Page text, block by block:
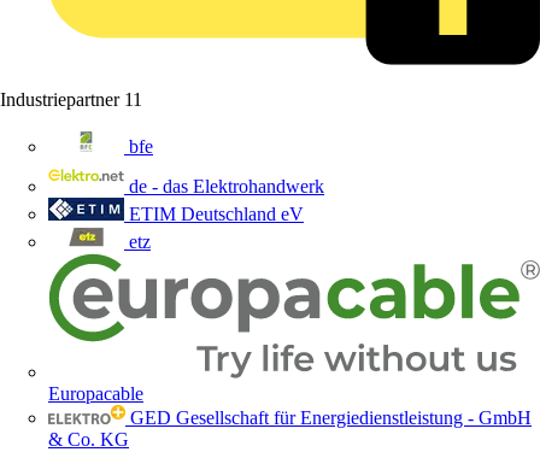
Industriepartner 11
bfe
de - das Elektrohandwerk
ETIM Deutschland eV
etz
Europacable
GED Gesellschaft für Energiedienstleistung - GmbH
& Co. KG